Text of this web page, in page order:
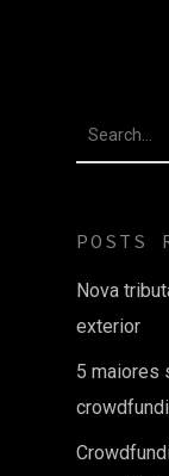
POSTS
Nova
exterior
5 maiores